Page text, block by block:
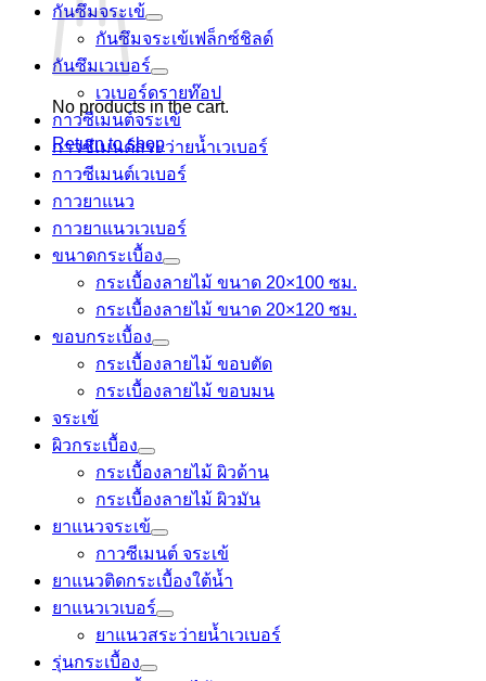
No products in the cart.
Return to shop
กันซึมจระเข้
กันซึมจระเข้เฟล็กซ์ชิลด์
กันซึมเวเบอร์
เวเบอร์ดรายท๊อป
กาวซีเมนต์จระเข้
กาวซีเมนต์สระว่ายนํ้าเวเบอร์
กาวซีเมนต์เวเบอร์
กาวยาแนว
กาวยาแนวเวเบอร์
ขนาดกระเบื้อง
กระเบื้องลายไม้ ขนาด 20×100 ซม.
กระเบื้องลายไม้ ขนาด 20×120 ซม.
ขอบกระเบื้อง
กระเบื้องลายไม้ ขอบตัด
กระเบื้องลายไม้ ขอบมน
จระเข้
ผิวกระเบื้อง
กระเบื้องลายไม้ ผิวด้าน
กระเบื้องลายไม้ ผิวมัน
ยาแนวจระเข้
กาวซีเมนต์ จระเข้
ยาแนวติดกระเบื้องใต้น้ำ
ยาแนวเวเบอร์
ยาแนวสระว่ายน้ำเวเบอร์
รุ่นกระเบื้อง